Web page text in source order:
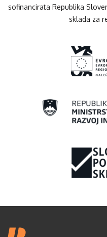
sofinancirata Republika
sklada za